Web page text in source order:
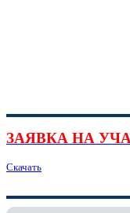
ЗАЯВКА НА
Скачать